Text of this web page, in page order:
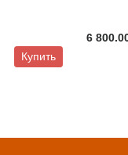
Купить
6